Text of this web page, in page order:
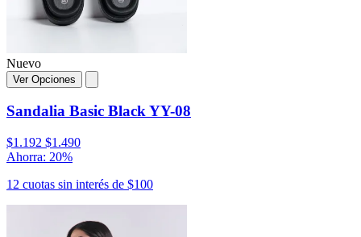
Nuevo
Ver Opciones
Sandalia Basic Black YY-08
$1.192 $1.490
Ahorra: 20%
12 cuotas sin interés de $100